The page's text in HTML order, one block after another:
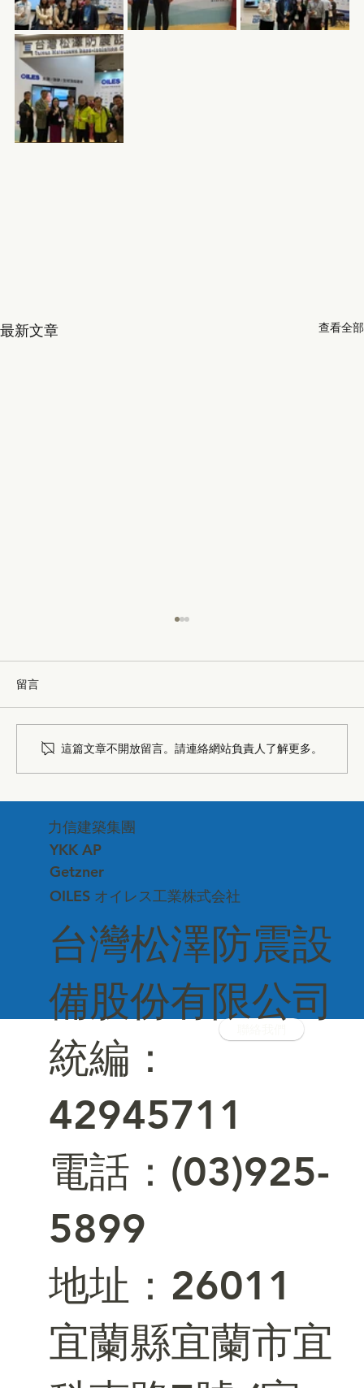
台灣松澤防震設
備股份有限公司
統編：
42945711
電話：(03)925-
5899
​地址：26011
宜蘭縣宜蘭市宜
OILES オイレス工業株式会社
Getzner
YKK AP
力信建築集團
最新文章 查看全部
結建築美學
留言
這篇文章不開放留言。請連絡網站負責人了解更多。